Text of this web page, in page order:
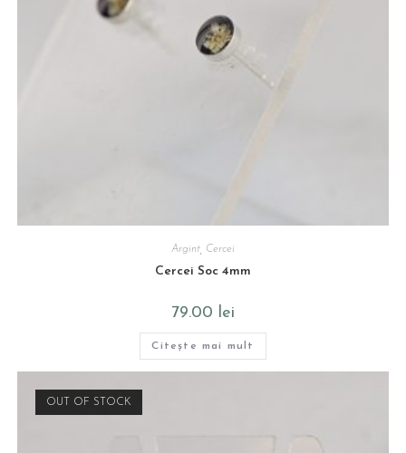
Argint Cercei
Cercei Soc 4mm
79.00 lei
Citește mai mult
OUT OF STOCK